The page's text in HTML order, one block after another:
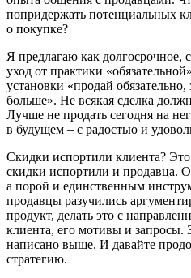
попридержать потенциальных
о покупке?
Я предлагаю как долгосрочное,
уход от практики
установки «продай
больше». Не всякая сделка
Лучше не продать сегодня на
в будущем – с радостью и
Скидки испортили клиента? Это
скидки испортили и продавца.
а порой и единственным
продавцы разучились
продукт, делать это с
клиента, его мотивы и запро­сы.
написано выше. И давайте
стратегию.